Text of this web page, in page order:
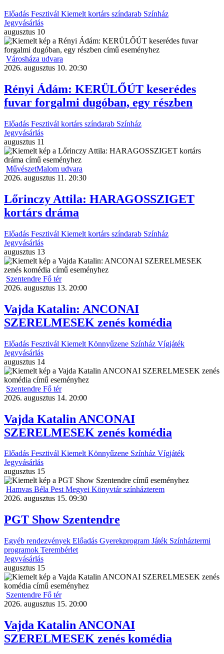
Előadás Fesztivál Kiemelt kortárs színdarab Színház
Jegyvásárlás
augusztus 10
Városháza udvara
2026. augusztus 10. 20:30
Rényi Ádám: KERÜLŐÚT keserédes
fuvar forgalmi dugóban, egy részben
Előadás Fesztivál kortárs színdarab Színház
Jegyvásárlás
augusztus 11
MűvészetMalom udvara
2026. augusztus 11. 20:30
Lőrinczy Attila: HARAGOSSZIGET
kortárs dráma
Előadás Fesztivál Kiemelt kortárs színdarab Színház
Jegyvásárlás
augusztus 13
Szentendre Fő tér
2026. augusztus 13. 20:00
Vajda Katalin: ANCONAI
SZERELMESEK zenés komédia
Előadás Fesztivál Kiemelt Könnyűzene Színház Vígjáték
Jegyvásárlás
augusztus 14
Szentendre Fő tér
2026. augusztus 14. 20:00
Vajda Katalin ANCONAI
SZERELMESEK zenés komédia
Előadás Fesztivál KiemeltKönnyűzene Színház Vígjáték
Jegyvásárlás
augusztus 15
Hamvas Béla Pest Megyei Könyvtár színházterem
2026. augusztus 15. 09:30
PGT Show Szentendre
Egyéb rendezvények Előadás Gyerekprogram Játék Színháztermi
programok Terembérlet
Jegyvásárlás
augusztus 15
Szentendre Fő tér
2026. augusztus 15. 20:00
Vajda Katalin ANCONAI
SZERELMESEK zenés komédia